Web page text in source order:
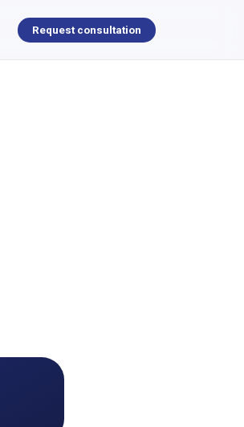
Request consultation